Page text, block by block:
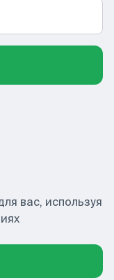
вас, используя